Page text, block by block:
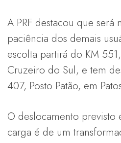
A PRF destacou que será
paciência dos demais
escolta partirá do KM
Cruzeiro do Sul, e tem
407, Posto Patão, em
O deslocamento
carga é de um